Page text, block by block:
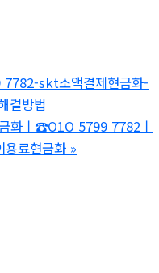
skt소액결제현금화-
결방법
화ㅣ☎O1O 5799 7782ㅣ
용료현금화 »